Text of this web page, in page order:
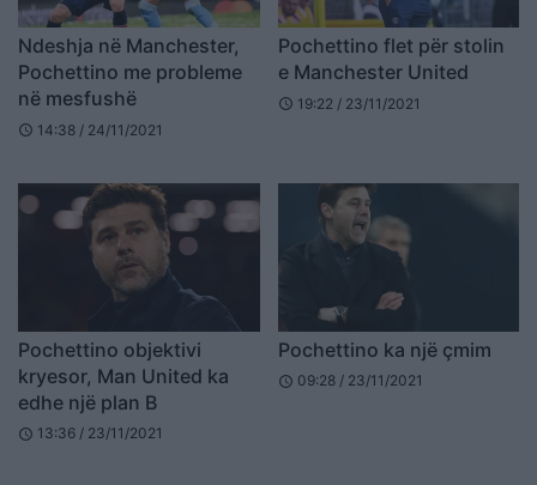
Ndeshja në Manchester,
Pochettino me probleme
në mesfushë
schedule 14:38 / 24/11/2021
Pochettino flet për stolin
e Manchester United
schedule 19:22 / 23/11/2021
Pochettino objektivi
kryesor, Man United ka
edhe një plan B
schedule 13:36 / 23/11/2021
Pochettino ka një çmim
schedule 09:28 / 23/11/2021